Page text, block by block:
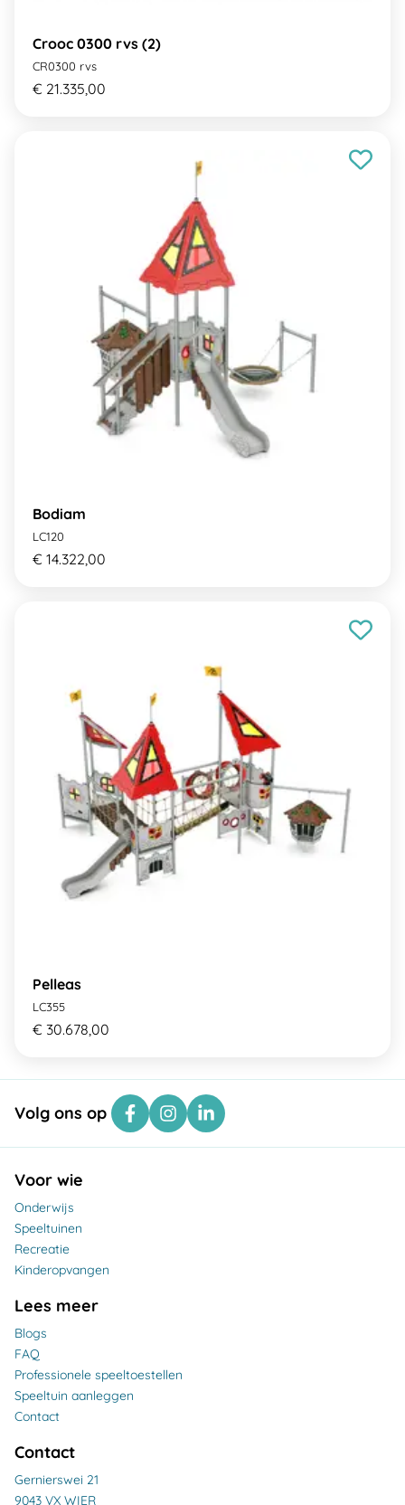
Crooc 0300 rvs (2)
CR0300 rvs
€ 21.335,00
Bodiam
LC120
€ 14.322,00
Pelleas
LC355
€ 30.678,00
Volg ons op
Voor wie
Onderwijs
Speeltuinen
Recreatie
Kinderopvangen
Lees meer
Blogs
FAQ
Professionele speeltoestellen
Speeltuin aanleggen
Contact
Contact
Gernierswei 21
9043 VX WIER